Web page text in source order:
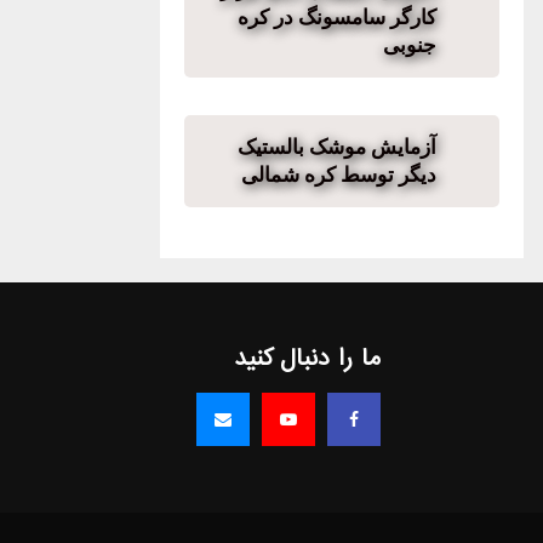
کارگر سامسونگ در کره
جنوبی
آزمایش موشک بالستیک
دیگر توسط کره شمالی
ما را دنبال کنید